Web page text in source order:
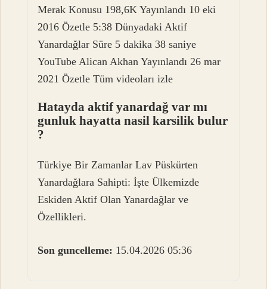
Merak Konusu 198,6K Yayınlandı 10 eki
2016 Özetle 5:38 Dünyadaki Aktif
Yanardağlar Süre 5 dakika 38 saniye
YouTube Alican Akhan Yayınlandı 26 mar
2021 Özetle Tüm videoları izle
Hatayda aktif yanardağ var mı
gunluk hayatta nasil karsilik bulur
?
Türkiye Bir Zamanlar Lav Püskürten
Yanardağlara Sahipti: İşte Ülkemizde
Eskiden Aktif Olan Yanardağlar ve
Özellikleri.
Son guncelleme: 15.04.2026 05:36